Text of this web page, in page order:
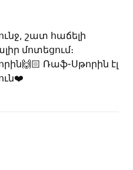
շատ հաճելի
մոտեցում։
Ռաֆ-Սթորին էլ